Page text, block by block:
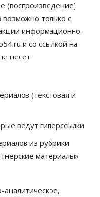
(воспроизведение)
только с
информационно-
и со ссылкой на
несет
(текстовая и
ведут гиперссылки
из рубрики
материалы»